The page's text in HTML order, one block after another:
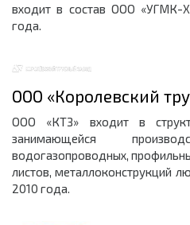
входит в состав ООО «УГМК-
года.
ООО «Королевский
ООО «КТЗ» входит в
занимающейся
водогазопроводных,
листов, металлоконструкций
2010 года.